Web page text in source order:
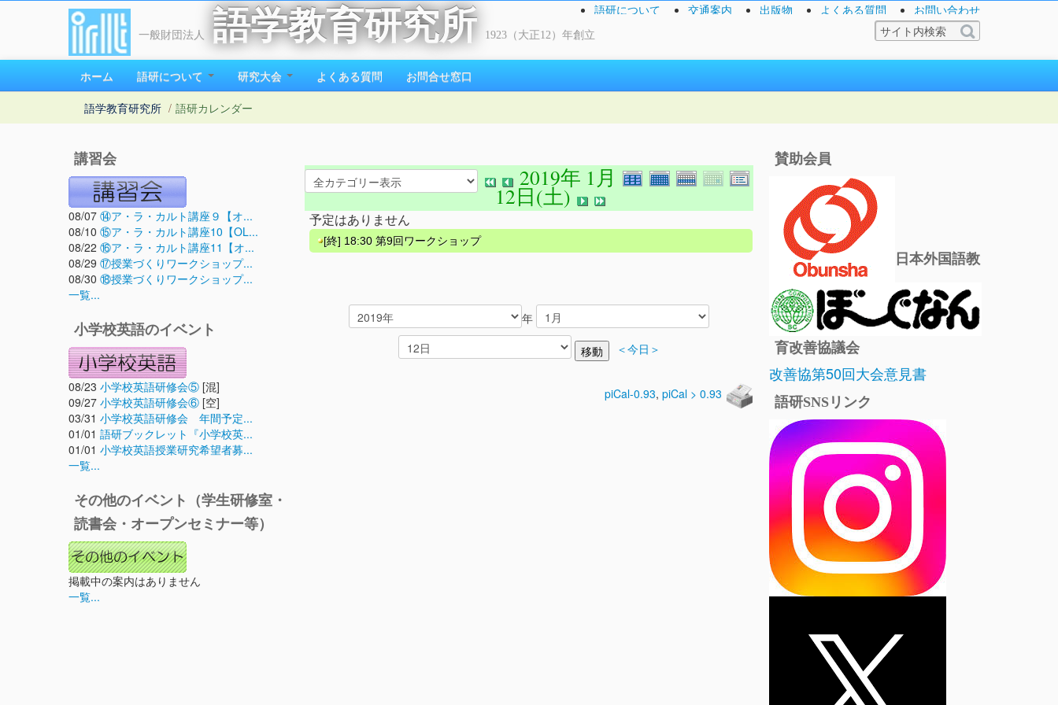
一般財団法人 語学教育研究所 1923（大正12）年創立
語研について 交通案内 出版物 よくある質問 お問い合わせ
ホーム 語研について 研究大会 よくある質問 お問合せ窓口
語学教育研究所 / 語研カレンダー
講習会
08/07 ⑭ア・ラ・カルト講座９【オ...
08/10 ⑮ア・ラ・カルト講座10【OL...
08/22 ⑯ア・ラ・カルト講座11【オ...
08/29 ⑰授業づくりワークショップ...
08/30 ⑱授業づくりワークショップ...
一覧...
小学校英語のイベント
08/23 小学校英語研修会⑤ [混]
09/27 小学校英語研修会⑥ [空]
03/31 小学校英語研修会 年間予定...
01/01 語研ブックレット『小学校英...
01/01 小学校英語授業研究希望者募...
一覧...
その他のイベント（学生研修室・
読書会・オープンセミナー等）
掲載中の案内はありません
一覧...
2019年 1月
12日(土)
予定はありません
[終] 18:30 第9回ワークショップ
年
＜今日＞
piCal-0.93, piCal > 0.93
賛助会員
日本外国語教
育改善協議会
改善協第50回大会意見書
語研SNSリンク